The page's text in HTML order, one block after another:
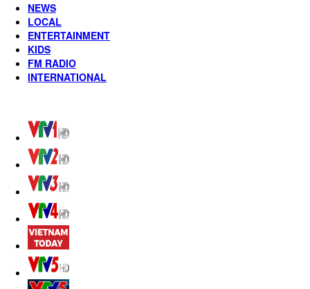
NEWS
LOCAL
ENTERTAINMENT
KIDS
FM RADIO
INTERNATIONAL